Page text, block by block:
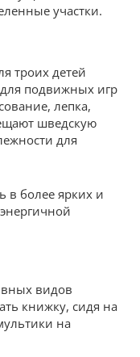
участки.
троих детей
для подвижных игр
лепка,
шведскую
для
в более ярких и
видов
книжку, сидя на
на